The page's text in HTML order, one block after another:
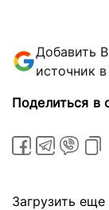
Добавить
источник
Поделиться в
Загрузить еще